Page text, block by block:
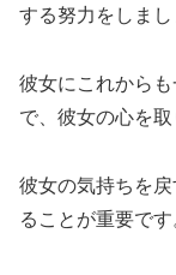
する努力をしまし
彼女にこれから
で、彼女の心を
彼女の気持ちを
ることが重要です